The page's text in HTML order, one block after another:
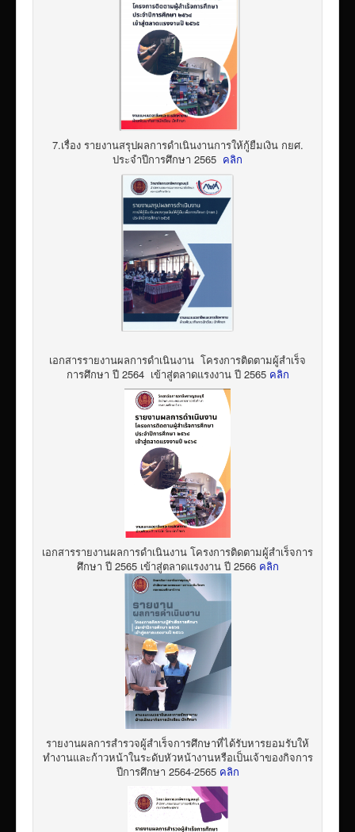
7.เรื่อง รายงานสรุปผลการดำเนินงานการให้กู้ยืมเงิน กยศ.
ประจำปีการศึกษา 2565 คลิก
เอกสารรายงานผลการดำเนินงาน โครงการติดตามผู้สำเร็จ
การศึกษา ปี 2564 เข้าสู่ตลาดแรงงาน ปี 2565 คลิก
เอกสารรายงานผลการดำเนินงาน โครงการติดตามผู้สำเร็จการ
ศึกษา ปี 2565 เข้าสู่ตลาดแรงงาน ปี 2566 คลิก
รายงานผลการสำรวจผู้สำเร็จการศึกษาที่ได้รับหารยอมรับให้
ทำงานและก้าวหน้าในระดับหัวหน้างานหรือเป็นเจ้าของกิจการ
ปีการศึกษา 2564-2565 คลิก